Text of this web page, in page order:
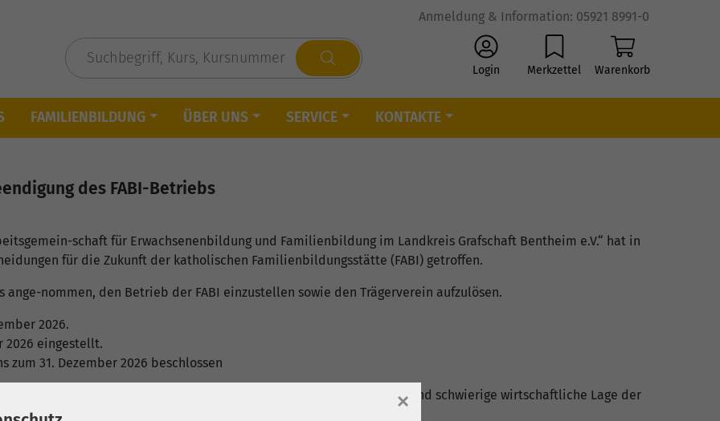
Anmeldung & Information: 05921 8991-0
Login Merkzettel Warenkorb
FAMILIENBILDUNG ÜBER UNS SERVICE KONTAKTE
des FABI-Betriebs
schaft für Erwachsenenbildung und Familienbildung im Landkreis Grafschaft Bentheim e.V.“ hat in
für die Zukunft der katholischen Familienbildungsstätte (FABI) getroffen.
nommen, den Betrieb der FABI einzustellen sowie den Trägerverein aufzulösen.
2026.
2026 eingestellt.
zum 31. Dezember 2026 beschlossen
2025 hatten der Vorstand und die Geschäftsführung auf die zunehmend schwierige wirtschaftliche Lage der
×